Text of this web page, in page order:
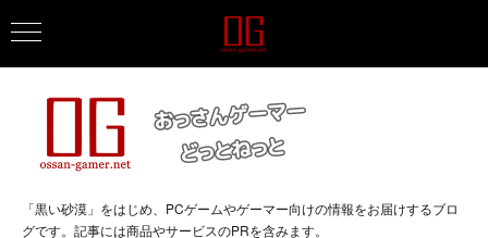
「黒い砂漠」をはじめ、PCゲームやゲーマー向けの情報をお届けするブロ
グです。記事には商品やサービスのPRを含みます。